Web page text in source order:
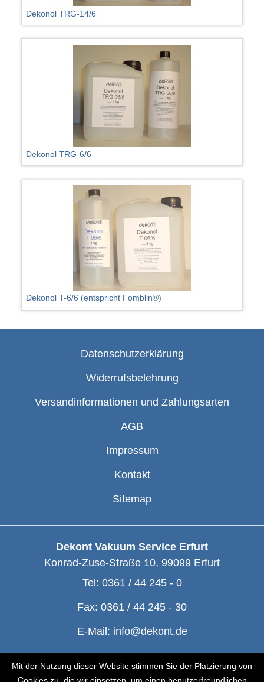
Mit der Nutzung dieser Website stimmen Sie der Platzierung von
Dekonol TRG-14/6
Dekonol TRG-6/6
Dekonol T-6/6 (entspricht Fomblin®)
Datenschutzerklärung
Widerrufsbelehrung
Versandinformationen und Zahlungsarten
AGB
Impressum
Kontakt
Sitemap
Dekont Vakuum Service Erfurt
Konrad-Zuse-Straße 10, 99099 Erfurt
Tel: 0361 / 44 245 - 0
Fax: 0361 / 44 245 - 30
E-Mail: info@dekont.de
© Dekont 1991 - 2026